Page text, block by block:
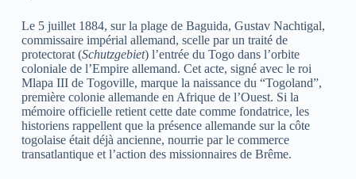
Le 5 juillet 1884, sur la plage de Baguida, Gustav Nachtigal,
commissaire impérial allemand, scelle par un traité de
protectorat (Schutzgebiet) l’entrée du Togo dans l’orbite
coloniale de l’Empire allemand. Cet acte, signé avec le roi
Mlapa III de Togoville, marque la naissance du “Togoland”,
première colonie allemande en Afrique de l’Ouest. Si la
mémoire officielle retient cette date comme fondatrice, les
historiens rappellent que la présence allemande sur la côte
togolaise était déjà ancienne, nourrie par le commerce
transatlantique et l’action des missionnaires de Brême.